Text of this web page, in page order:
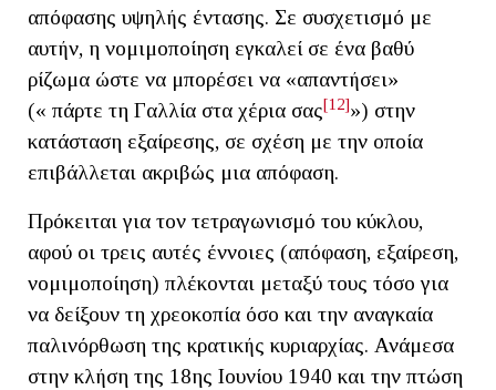
απόφασης υψηλής έντασης. Σε συσχετισμό με
αυτήν, η νομιμοποίηση εγκαλεί σε ένα βαθύ
ρίζωμα ώστε να μπορέσει να «απαντήσει»
(« πάρτε τη Γαλλία στα χέρια σας[12]») στην
κατάσταση εξαίρεσης, σε σχέση με την οποία
επιβάλλεται ακριβώς μια απόφαση.
Πρόκειται για τον τετραγωνισμό του κύκλου,
αφού οι τρεις αυτές έννοιες (απόφαση, εξαίρεση,
νομιμοποίηση) πλέκονται μεταξύ τους τόσο για
να δείξουν τη χρεοκοπία όσο και την αναγκαία
παλινόρθωση της κρατικής κυριαρχίας. Ανάμεσα
στην κλήση της 18ης Ιουνίου 1940 και την πτώση